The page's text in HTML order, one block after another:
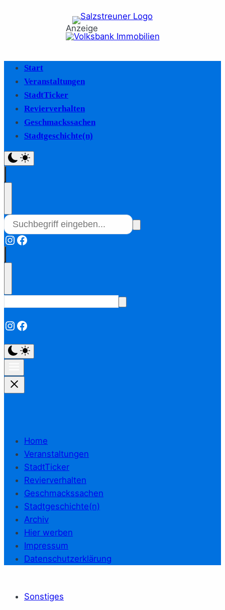
Anzeige
Start
Veranstaltungen
StadtTicker
Revierverhalten
Geschmackssachen
Stadtgeschichte(n)
Instagram
Facebook
Instagram
Facebook
Home
Veranstaltungen
StadtTicker
Revierverhalten
Geschmackssachen
Stadtgeschichte(n)
Archiv
Hier werben
Impressum
Datenschutzerklärung
Sonstiges